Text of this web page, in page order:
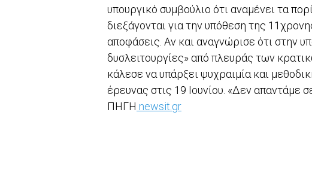
υπουργικό συμβούλιο ότι αναμένει τα
διεξάγονται για την υπόθεση της
αποφάσεις. Αν και αναγνώρισε ότι στην
δυσλειτουργίες» από πλευράς των
κάλεσε να υπάρξει ψυχραιμία και
έρευνας στις 19 Ιουνίου. «Δεν απαντάμε
ΠΗΓΗ newsit.gr